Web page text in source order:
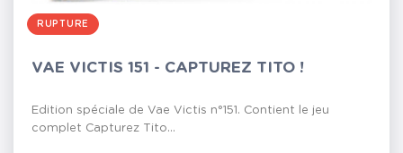
RUPTURE
VAE VICTIS 151 - CAPTUREZ TITO !
Edition spéciale de Vae Victis n°151. Contient le jeu
complet Capturez Tito...